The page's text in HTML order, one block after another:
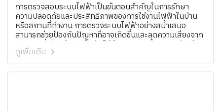
การตรวจสอบระบบไฟฟ้าเป็นขั้นตอนสำคัญในการรักษา
ความปลอดภัยและประสิทธิภาพของการใช้งานไฟฟ้าในบ้าน
หรือสถานที่ทำงาน การตรวจระบบไฟฟ้าอย่างสม่ำเสมอ
สามารถช่วยป้องกันปัญหาที่อาจเกิดขึ้นและลดความเสี่ยงจาก
อุบัติเหตุที่เกี่ยวข้องกับไฟฟ้าได้ ในบทความนี้ เราจะกล่าวถึง
เหตุผลสำคัญที่ทำให้การตรวจสอบระบบไฟฟ้ามีความจำเป็น
รวมถึงกระบวนการและข้อควรระวังในการตรวจไฟฟ้า
ดูเพิ่มเติม